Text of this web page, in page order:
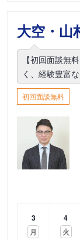
大空・山
【初回面談無
く、経験豊富
初回面談無料
3
月
4
火